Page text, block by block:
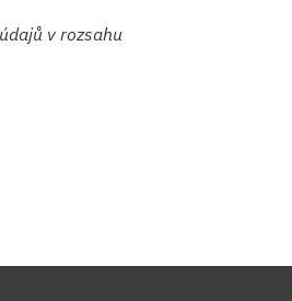
v rozsahu